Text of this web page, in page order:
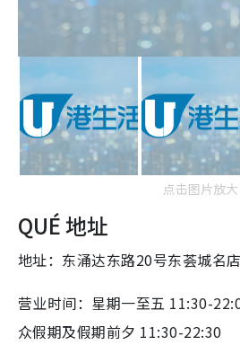
点击图片放大
QUÉ 地址
地址： 东涌达东路20号东荟城名
营业时间：星期一至五 11:30-
众假期及假期前夕 11:30-22:30